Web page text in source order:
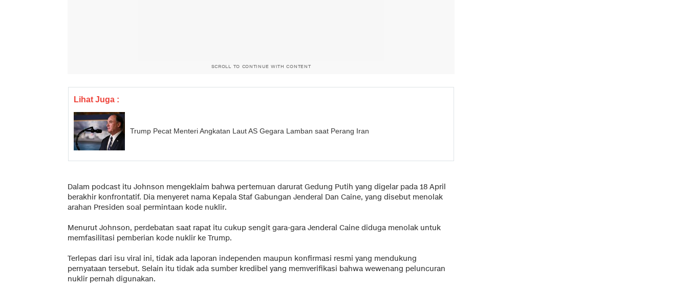
SCROLL TO CONTINUE WITH CONTENT
Lihat Juga :
Trump Pecat Menteri Angkatan Laut AS Gegara Lamban saat Perang Iran
Dalam podcast itu Johnson mengeklaim bahwa pertemuan darurat Gedung Putih yang digelar pada 18 April
berakhir konfrontatif. Dia menyeret nama Kepala Staf Gabungan Jenderal Dan Caine, yang disebut menolak
arahan Presiden soal permintaan kode nuklir.
Menurut Johnson, perdebatan saat rapat itu cukup sengit gara-gara Jenderal Caine diduga menolak untuk
memfasilitasi pemberian kode nuklir ke Trump.
Terlepas dari isu viral ini, tidak ada laporan independen maupun konfirmasi resmi yang mendukung
pernyataan tersebut. Selain itu tidak ada sumber kredibel yang memverifikasi bahwa wewenang peluncuran
nuklir pernah digunakan.